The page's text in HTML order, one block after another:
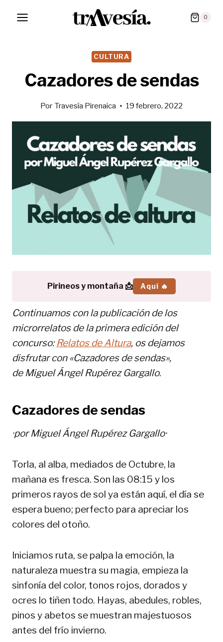
0
CULTURA
Cazadores de sendas
Por Travesía Pirenaica 19 febrero, 2022
Pirineos y montaña 📩 Aquí 🔥
Continuamos con la publicación de los
microrrelatos de la primera edición del
concurso:Relatos de Altura, os dejamos
disfrutar con «Cazadores de sendas»,
de Miguel Ángel Rupérez Gargallo.
Cazadores de sendas
·porMiguel Ángel Rupérez Gargallo·
Torla, al alba, mediados de Octubre, la
mañana es fresca. Son las 08:15 y los
primeros rayos de sol ya están aquí, el día se
espera bueno; perfecto para apreciar los
colores del otoño.
Iniciamos ruta, se palpa la emoción, la
naturaleza muestra su magia, empieza la
sinfonía del color, tonos rojos, dorados y
ocres lo tiñen todo. Hayas, abedules, robles,
pinos y abetos se muestran majestuosos
antes del frío invierno.